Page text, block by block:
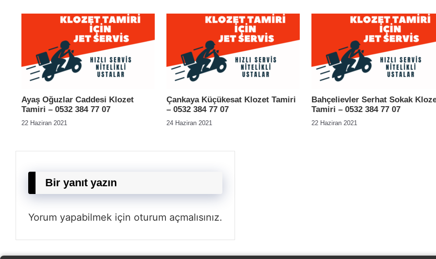
Ayaş Oğuzlar Caddesi Klozet
Tamiri – 0532 384 77 07
22 Haziran 2021
Çankaya Küçükesat Klozet Tamiri
– 0532 384 77 07
24 Haziran 2021
Bahçelievler Serhat Sokak
Tamiri – 0532 384 77 07
22 Haziran 2021
Bir yanıt yazın
Yorum yapabilmek için oturum açmalısınız.